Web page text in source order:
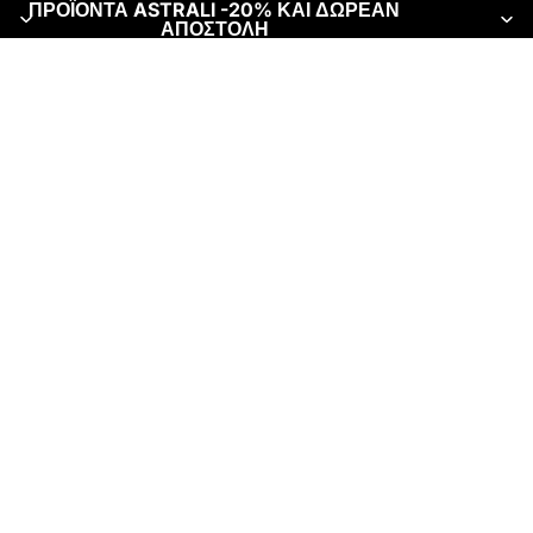
ΠΡΟΪΟΝΤΑ ASTRALI -20% ΚΑΙ ΔΩΡΕΑΝ
ΑΠΟΣΤΟΛΗ